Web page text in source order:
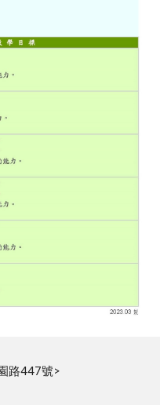
路447號>